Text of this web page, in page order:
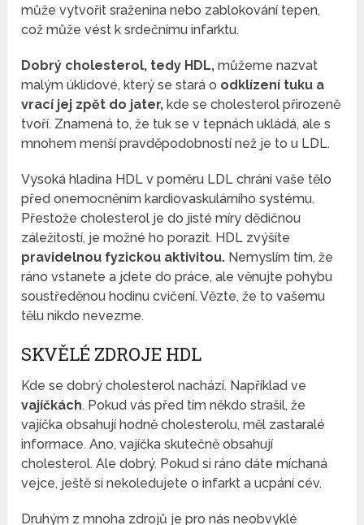
může vytvořit sraženina nebo zablokování tepen,
což může vést k srdečnímu infarktu.
Dobrý cholesterol, tedy HDL, můžeme nazvat
malým úklidové, který se stará o odklízení tuku a
vrací jej zpět do jater, kde se cholesterol přirozeně
tvoří. Znamená to, že tuk se v tepnách ukládá, ale s
mnohem menší pravděpodobností než je to u LDL.
Vysoká hladina HDL v poměru LDL chrání vaše tělo
před onemocněním kardiovaskulárního systému.
Přestože cholesterol je do jisté míry dědičnou
záležitostí, je možné ho porazit. HDL zvýšíte
pravidelnou fyzickou aktivitou. Nemyslím tím, že
ráno vstanete a jdete do práce, ale věnujte pohybu
soustředěnou hodinu cvičení. Vězte, že to vašemu
tělu nikdo nevezme.
SKVĚLÉ ZDROJE HDL
Kde se dobrý cholesterol nachází. Například ve
vajíčkách. Pokud vás před tím někdo strašil, že
vajíčka obsahují hodně cholesterolu, měl zastaralé
informace. Ano, vajíčka skutečně obsahují
cholesterol. Ale dobrý. Pokud si ráno dáte míchaná
vejce, ještě si nekoledujete o infarkt a ucpání cév.
Druhým z mnoha zdrojů je pro nás neobvyklé